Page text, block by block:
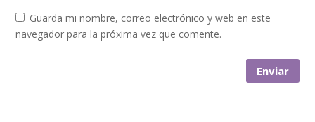
Guarda mi nombre, correo electrónico y web en este
navegador para la próxima vez que comente.